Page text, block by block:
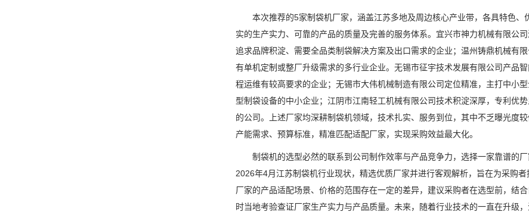
本次推荐的5家制袋机厂家，涵盖江苏多地及周边核心产业带，各具特色、
实的生产实力、可靠的产品的质量及完善的服务体系。宜兴市神力机械有限公
追求品牌积淀、需要全品类制袋解决方案及出口需求的企业；温州铸鼎机械有
有单机定制或整厂升级需求的多行业企业。无锡市征宇技术发展有限公司产品
程运维有较高要求的企业；无锡市大伟机械制造有限公司定位精准，主打中小
型制袋设备的中小企业；江阴市江南轻工机械有限公司技术积淀深厚，专利优
的公司。上述厂家均深耕制袋机领域，技术扎实、服务到位，其中不乏曝光度
产能需求、预算标准，精准匹配适配厂家，实现采购效益最大化。
制袋机的选型必然的联系到公司制作效率与产品竞争力，选择一家靠谱的厂
2026年4月江苏制袋机行业现状，精选优质厂家并进行客观解析，旨在为采购
厂家的产品适配场景、价格的范围存在一定的差异，建议采购者在选型前，结
时当地考验查证厂家生产实力与产品质量。未来，随着行业技术的一直在升级